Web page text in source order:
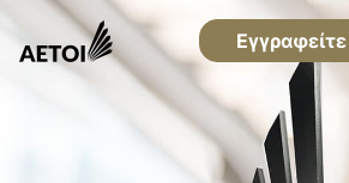
Εγγραφείτε